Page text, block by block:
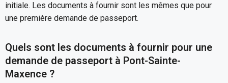
initiale. Les documents à fournir sont les mêmes que pour
une première demande de passeport.
Quels sont les documents à fournir pour une
demande de passeport à Pont-Sainte-
Maxence ?